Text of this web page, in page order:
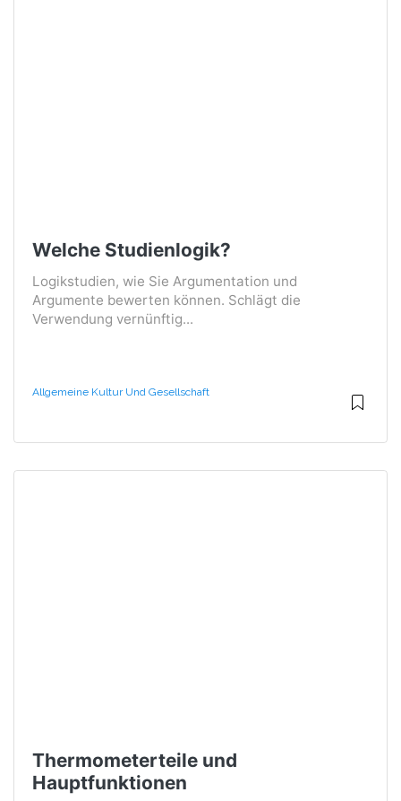
Welche Studienlogik?
Logikstudien, wie Sie Argumentation und
Argumente bewerten können. Schlägt die
Verwendung vernünftig...
Allgemeine Kultur Und Gesellschaft
Thermometerteile und
Hauptfunktionen